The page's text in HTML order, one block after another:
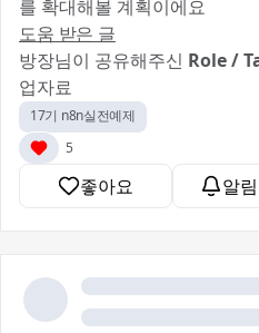
를 확대해볼 계획이에요 💪
도움 받은 글
방장님이 공유해주신 Role /
업자료 🙏
17기 n8n실전예제
5
좋아요 알